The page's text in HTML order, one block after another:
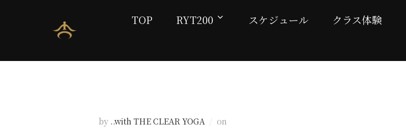
TOP RYT200 スケジュール クラス体験
by ..with THE CLEAR YOGA on